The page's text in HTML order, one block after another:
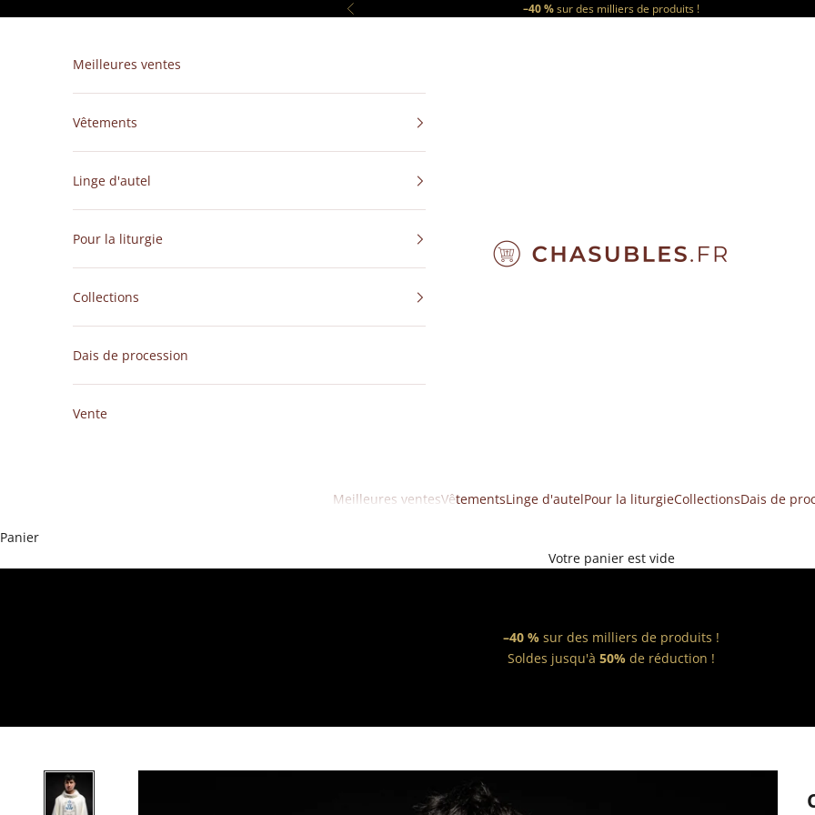
Précédent –40 %sur des milliers de produits !
CHASUBLES.FR
Meilleures ventesVêtementsLinge d'autelPour la liturgieCollectionsDais de
Meilleures ventes
Vêtements
Linge d'autel
Pour la liturgie
Collections
Dais de procession
Vente
Panier
Votre panier est vide
–40 % sur des milliers de produits !
Soldes jusqu'à 50% de réduction !